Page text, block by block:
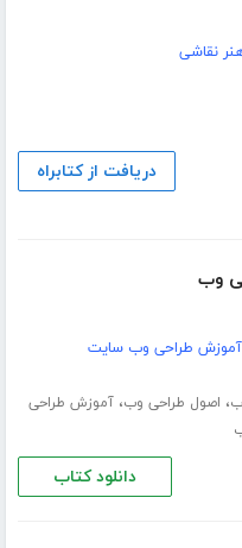
نقاشی
دریافت از کتابراه
طراحی وب سایت
، اصول طراحی وب،آموزش طراحی
دانلود کتاب